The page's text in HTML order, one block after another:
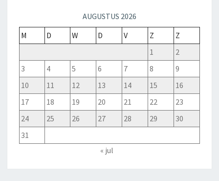
AUGUSTUS 2026
M
D W D V Z
Z
1
2
3
4 5 6 7 8
9
10
11 12 13 14 15
16
17
18 19 20 21 22
23
24
25 26 27 28 29
30
31
« jul